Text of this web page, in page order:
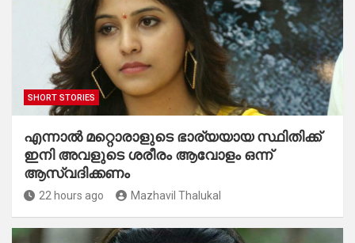
SHORT STORIES
എന്നാൽ മറ്റൊരാളുടെ ഭാര്യയായ സ്ഥിതിക്ക്
ഇനി അവളുടെ ശരീരം ആവോളം ഒന്ന്
ആസ്വദിക്കണം
22 hours ago Mazhavil Thalukal